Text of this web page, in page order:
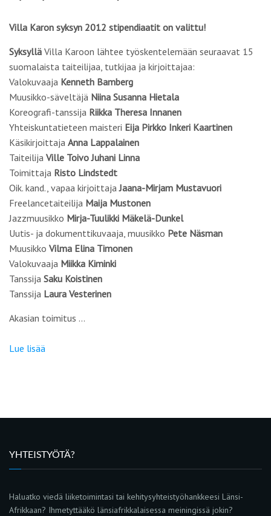
Villa Karon syksyn 2012 stipendiaatit on valittu!
Syksyllä Villa Karoon lähtee työskentelemään seuraavat 15
suomalaista taiteilijaa, tutkijaa ja kirjoittajaa:
Valokuvaaja Kenneth Bamberg
Muusikko-säveltäjä Niina Susanna Hietala
Koreografi-tanssija Riikka Theresa Innanen
Yhteiskuntatieteen maisteri Eija Pirkko Inkeri Kaartinen
Käsikirjoittaja Anna Lappalainen
Taiteilija Ville Toivo Juhani Linna
Toimittaja Risto Lindstedt
Oik. kand., vapaa kirjoittajaJaana-Mirjam Mustavuori
Freelancetaiteilija Maija Mustonen
Jazzmuusikko Mirja-Tuulikki Mäkelä-Dunkel
Uutis- ja dokumenttikuvaaja, muusikko Pete Näsman
Muusikko Vilma Elina Timonen
Valokuvaaja Miikka Kiminki
Tanssija Saku Koistinen
Tanssija Laura Vesterinen
Akasian toimitus …
Lue lisää
YHTEISTYÖTÄ?
Haluatko viedä liiketoimintasi tai kehitysyhteistyöhankkeesi Länsi-
Afrikkaan? Ihmetyttääkö länsiafrikkalaisessa meiningissä jokin?